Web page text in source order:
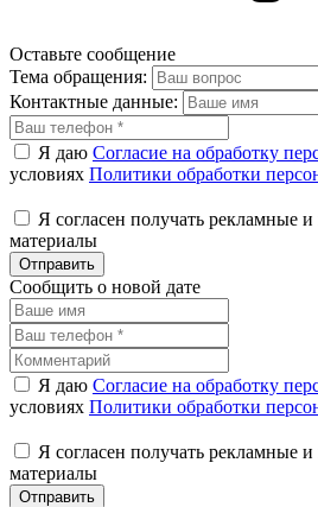
Оставьте сообщение
Тема обращения:
Контактные данные:
Я даю Согласие на обработку
условиях Политики обработки
Я согласен получать рекламные
материалы
Отправить
Сообщить о новой дате
Я даю Согласие на обработку
условиях Политики обработки
Я согласен получать рекламные
материалы
Отправить